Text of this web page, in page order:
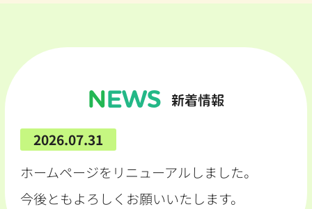
NEWS 新着情報
2026.07.31
ホームページをリニューアルしました。
今後ともよろしくお願いいたします。